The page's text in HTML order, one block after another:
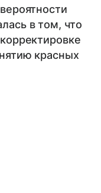
в том, что
красных